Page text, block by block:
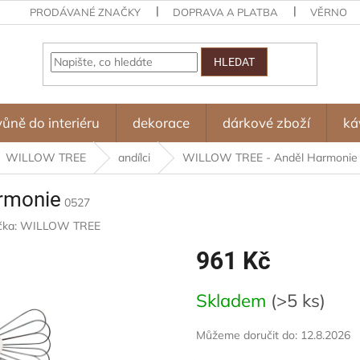
PRODÁVANÉ ZNAČKY DOPRAVA A PLATBA
HLEDAT
do interiéru dekorace dárkové zboží
WILLOW TREE andílci WILLOW TREE - Anděl Harmonie
0527
WILLOW TREE
961 Kč
cena:
Skladem (>5 ks)
Můžeme doručit do: 12.8.2026